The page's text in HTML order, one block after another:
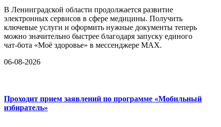
В Ленинградской области продолжается развитие
электронных сервисов в сфере медицины. Получить
ключевые услуги и оформить нужные документы теперь
можно значительно быстрее благодаря запуску единого
чат-бота «Моё здоровье» в мессенджере MAX.
06-08-2026
Проходит прием заявлений по программе «Мобильный
избиратель»